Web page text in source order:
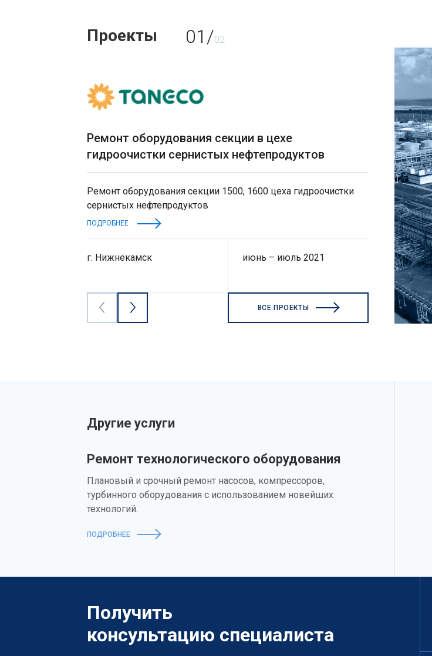
Проекты 01/02
Ремонт оборудования секции в цехе
гидроочистки сернистых нефтепродуктов
Ремонт оборудования секции 1500, 1600 цеха гидроочистки
сернистых нефтепродуктов
ПОДРОБНЕЕ
г. Нижнекамск июнь – июль 2021
ВСЕ ПРОЕКТЫ
Другие услуги
Ремонт технологического оборудования
Плановый и срочный ремонт насосов, компрессоров,
турбинного оборудования с использованием новейших
технологий.
ПОДРОБНЕЕ
Получить
консультацию специалиста